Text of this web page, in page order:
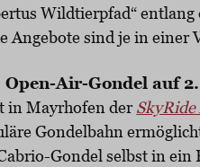
Wildtierpfad“
Angebote sind je in
Air-Gondel auf
in Mayrhofen der
Gondelbahn
Gondel selbst in